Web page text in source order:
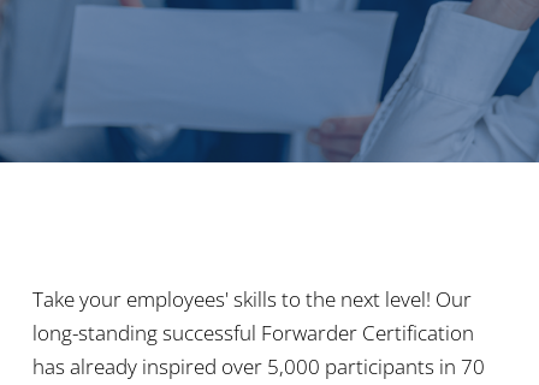
Take your employees' skills to the next level! Our
long-standing successful Forwarder Certification
has already inspired over 5,000 participants in 70